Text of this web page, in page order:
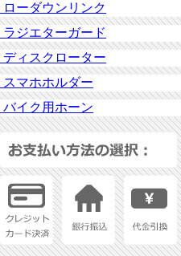
ローダウンリンク
ラジエターガード
ディスクローター
スマホホルダー
バイク用ホーン